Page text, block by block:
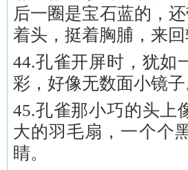
后一圈是宝石蓝的，
着头，挺着胸脯，来
44.孔雀开屏时，犹如
彩，好像无数面小镜子
45.孔雀那小巧的头上
大的羽毛扇，一个个
睛。